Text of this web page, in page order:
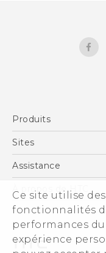
Ce site utilise
fonctionnalités
performances
expérience
English -
Produits
Smartphones
Vive
Accessoires
Sites
HTC Vive
HTC Pro
Assistance
eCommerce
À propos de HTC
ESG
Informations sur la
Sécurité du produit